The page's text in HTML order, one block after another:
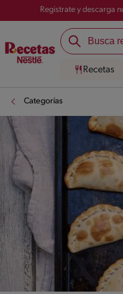
Registrate y descarga
Recetas
Categorías